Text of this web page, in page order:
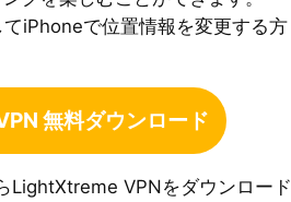
iPhoneで位置情報を変更する方
無料ダウンロード
LightXtreme VPNをダウンロード